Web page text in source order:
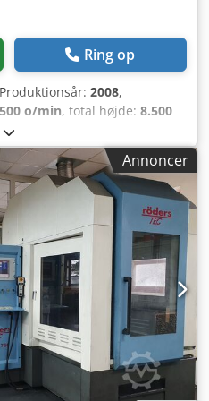
Ring op
2008,
o/min, total højde: 8.500
, vandring på Y-aksen:1.500
mm, controllerproducent:
iTNC 530,
W, produktlængde (max.):
kg
, værktøjets vægt:
60 , antal
årgang 2008.
et imponerende
i X-aksen, 1.500 mm i Y-
Den er udstyret med et
3.500 x 2.500 mm og
kg. Hvis du leder efter
kvalitet, bør du overveje
tilbyder til salg. Kontakt os
Annoncer